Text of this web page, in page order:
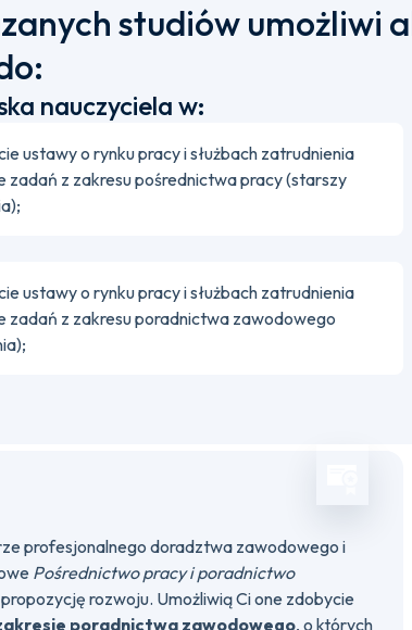
studiów umożliwi
nauczyciela w:
ustawy o rynku pracy i służbach zatrudnienia
zadań z zakresu pośrednictwa pracy (starszy
ustawy o rynku pracy i służbach zatrudnienia
zadań z zakresu poradnictwa zawodowego
profesjonalnego doradztwa zawodowego i
Pośrednictwo pracy i poradnictwo
rozwoju. Umożliwią Ci one zdobycie
poradnictwa zawodowego, o których